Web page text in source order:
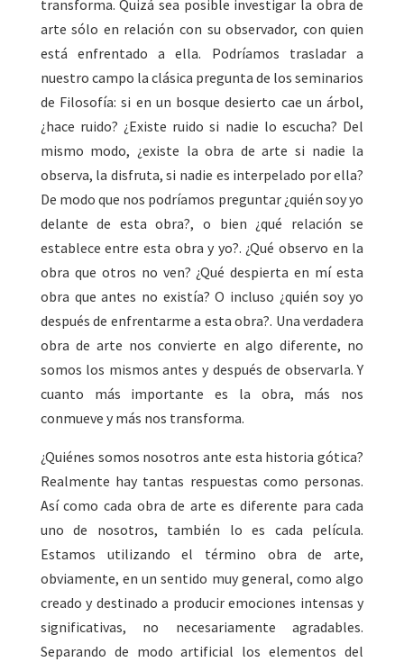
transforma. Quizá sea posible investigar la obra de
arte sólo en relación con su observador, con quien
está enfrentado a ella. Podríamos trasladar a
nuestro campo la clásica pregunta de los seminarios
de Filosofía: si en un bosque desierto cae un árbol,
¿hace ruido? ¿Existe ruido si nadie lo escucha? Del
mismo modo, ¿existe la obra de arte si nadie la
observa, la disfruta, si nadie es interpelado por ella?
De modo que nos podríamos preguntar ¿quién soy yo
delante de esta obra?, o bien ¿qué relación se
establece entre esta obra y yo?. ¿Qué observo en la
obra que otros no ven? ¿Qué despierta en mí esta
obra que antes no existía? O incluso ¿quién soy yo
después de enfrentarme a esta obra?. Una verdadera
obra de arte nos convierte en algo diferente, no
somos los mismos antes y después de observarla. Y
cuanto más importante es la obra, más nos
conmueve y más nos transforma.
¿Quiénes somos nosotros ante esta historia gótica?
Realmente hay tantas respuestas como personas.
Así como cada obra de arte es diferente para cada
uno de nosotros, también lo es cada película.
Estamos utilizando el término obra de arte,
obviamente, en un sentido muy general, como algo
creado y destinado a producir emociones intensas y
significativas, no necesariamente agradables.
Separando de modo artificial los elementos del